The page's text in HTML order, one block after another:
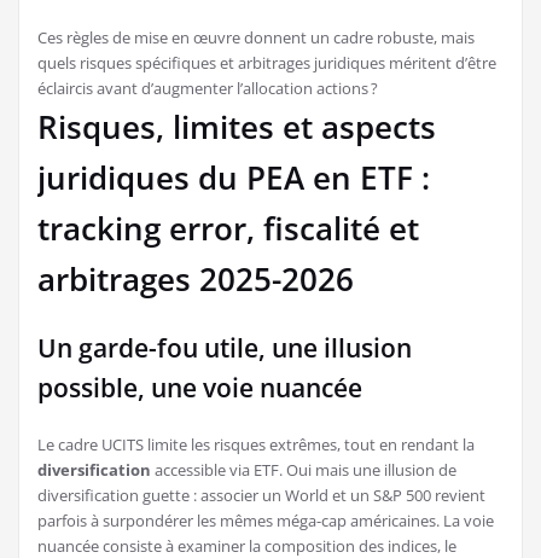
Ces règles de mise en œuvre donnent un cadre robuste, mais
quels risques spécifiques et arbitrages juridiques méritent d’être
éclaircis avant d’augmenter l’allocation actions ?
Risques, limites et aspects
juridiques du PEA en ETF :
tracking error, fiscalité et
arbitrages 2025-2026
Un garde-fou utile, une illusion
possible, une voie nuancée
Le cadre UCITS limite les risques extrêmes, tout en rendant la
diversification accessible via ETF. Oui mais une illusion de
diversification guette : associer un World et un S&P 500 revient
parfois à surpondérer les mêmes méga-cap américaines. La voie
nuancée consiste à examiner la composition des indices, le